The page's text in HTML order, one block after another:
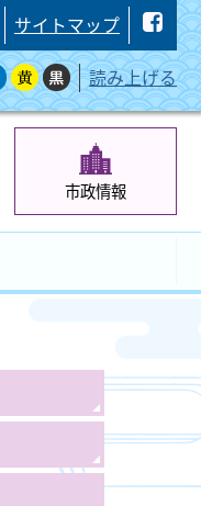
サイトマップ
読み上げる
市政情報